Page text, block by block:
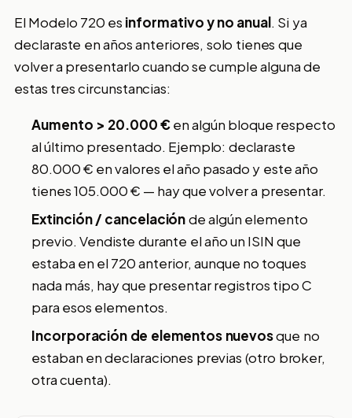
El Modelo 720 es informativo y no anual. Si ya
declaraste en años anteriores, solo tienes que
volver a presentarlo cuando se cumple alguna de
estas tres circunstancias:
Aumento > 20.000 €en algún bloque respecto
al último presentado. Ejemplo: declaraste
80.000 € en valores el año pasado y este año
tienes 105.000 € — hay que volver a presentar.
Extinción / cancelaciónde algún elemento
previo. Vendiste durante el año un ISIN que
estaba en el 720 anterior, aunque no toques
nada más, hay que presentar registros tipo C
para esos elementos.
Incorporación de elementos nuevosque no
estaban en declaraciones previas (otro broker,
otra cuenta).